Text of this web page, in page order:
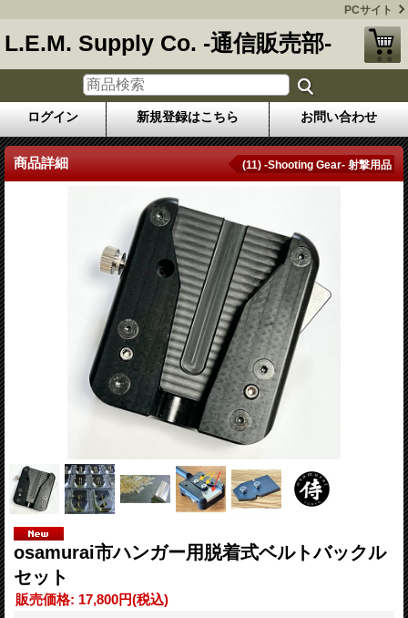
PCサイト
L.E.M. Supply Co. -通信販売部-
ログイン 新規登録はこちら お問い合わせ
商品詳細 (11) -Shooting Gear- 射撃用品
osamurai市ハンガー用脱着式ベルトバックル
セット
販売価格: 17,800円(税込)